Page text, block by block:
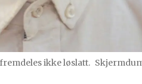
ikke løslatt.